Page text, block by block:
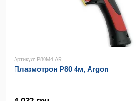
Артикул: P80M4.AR
Плазмотрон P80 4м, Argon